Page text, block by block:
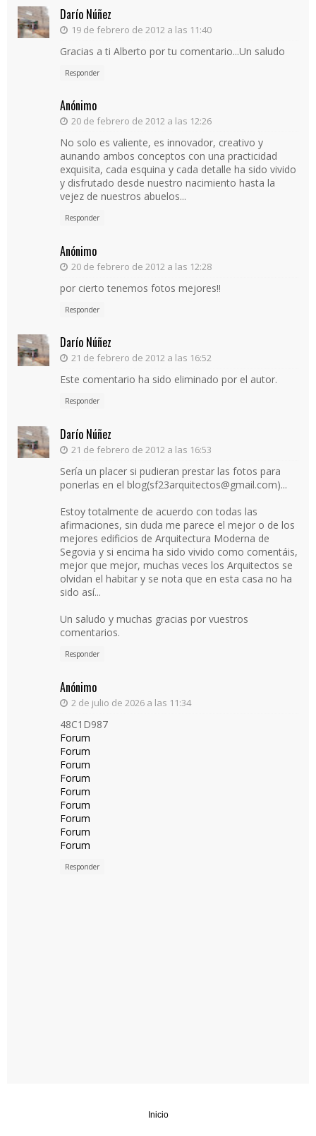
Darío Núñez
19 de febrero de 2012 a las 11:40
Gracias a ti Alberto por tu comentario...Un saludo
Responder
Anónimo
20 de febrero de 2012 a las 12:26
No solo es valiente, es innovador, creativo y
aunando ambos conceptos con una practicidad
exquisita, cada esquina y cada detalle ha sido vivido
y disfrutado desde nuestro nacimiento hasta la
vejez de nuestros abuelos...
Responder
Anónimo
20 de febrero de 2012 a las 12:28
por cierto tenemos fotos mejores!!
Responder
Darío Núñez
21 de febrero de 2012 a las 16:52
Este comentario ha sido eliminado por el autor.
Responder
Darío Núñez
21 de febrero de 2012 a las 16:53
Sería un placer si pudieran prestar las fotos para
ponerlas en el blog(sf23arquitectos@gmail.com)...
Estoy totalmente de acuerdo con todas las
afirmaciones, sin duda me parece el mejor o de los
mejores edificios de Arquitectura Moderna de
Segovia y si encima ha sido vivido como comentáis,
mejor que mejor, muchas veces los Arquitectos se
olvidan el habitar y se nota que en esta casa no ha
sido así...
Un saludo y muchas gracias por vuestros
comentarios.
Responder
Anónimo
2 de julio de 2026 a las 11:34
48C1D987
Forum
Forum
Forum
Forum
Forum
Forum
Forum
Forum
Forum
Responder
Inicio